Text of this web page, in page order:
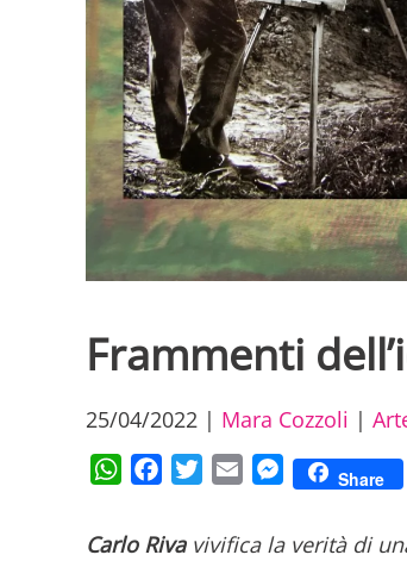
Frammenti
25/04/2022 | Mara Cozzoli |
WhatsAppFacebookTwitterEmail Messenger
Share
Carlo Riva vivifica la verità di